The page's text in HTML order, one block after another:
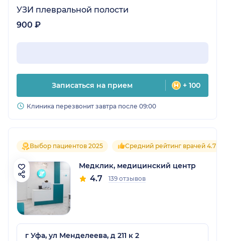
УЗИ плевральной полости
900 ₽
Записаться на прием + 100
Клиника перезвонит завтра после 09:00
Выбор пациентов 2025 Средний рейтинг врачей 4.7
Медклик, медицинский центр
4.7 139 отзывов
г Уфа, ул Менделеева, д 211 к 2